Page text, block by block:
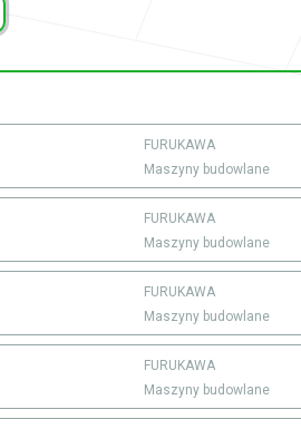
FURUKAWA
Maszyny budowlane
FURUKAWA
Maszyny budowlane
FURUKAWA
Maszyny budowlane
FURUKAWA
Maszyny budowlane